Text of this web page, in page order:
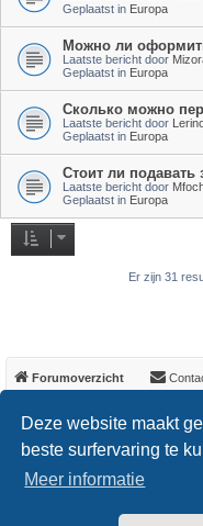
Deze website maakt
beste surfervaring te
Meer informatie
Geplaatst in Europa
Можно ли
Laatste bericht door
Geplaatst in Europa
Сколько можно
Laatste bericht door
Geplaatst in Europa
Стоит ли
Laatste bericht door
Geplaatst in Europa
Er zijn 31
Forumoverzicht
*
*
*
Powered by